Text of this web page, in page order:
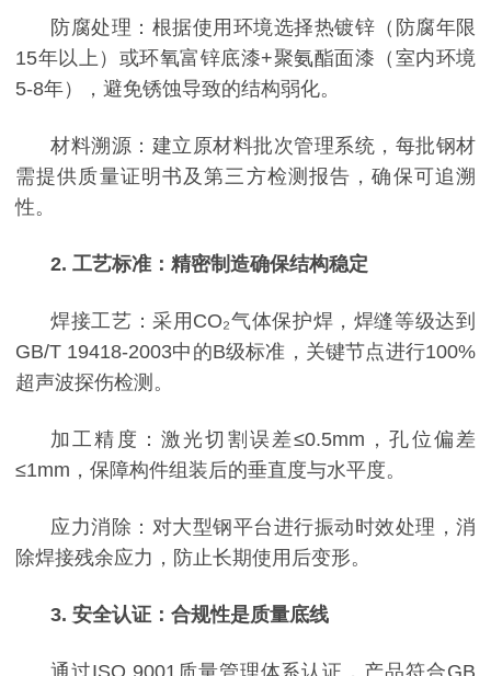
防腐处理：根据使用环境选择热镀锌（防腐年限
15年以上）或环氧富锌底漆+聚氨酯面漆（室内环境
5-8年），避免锈蚀导致的结构弱化。
材料溯源：建立原材料批次管理系统，每批钢材
需提供质量证明书及第三方检测报告，确保可追溯
性。
2. 工艺标准：精密制造确保结构稳定
焊接工艺：采用 CO₂气体保护焊，焊缝等级达到
GB/T 19418-2003中的B级标准，关键节点进行100%
超声波探伤检测。
加工精度：激光切割误差≤0.5mm，孔位偏差
≤1mm，保障构件组装后的垂直度与水平度。
应力消除：对大型钢平台进行振动时效处理，消
除焊接残余应力，防止长期使用后变形。
3. 安全认证：合规性是质量底线